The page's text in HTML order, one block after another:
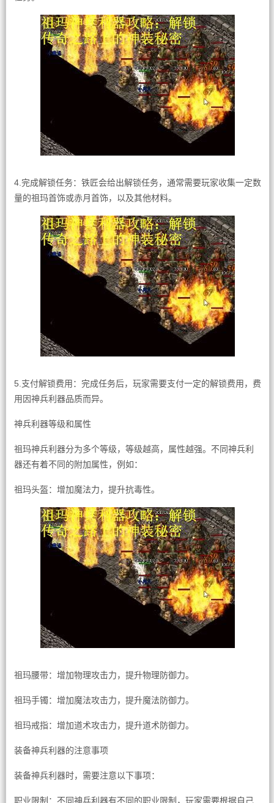
4.完成解锁任务：铁匠会给出解锁任务，通常需要玩家收集一定数
量的祖玛首饰或赤月首饰，以及其他材料。
5.支付解锁费用：完成任务后，玩家需要支付一定的解锁费用，费
用因神兵利器品质而异。
神兵利器等级和属性
祖玛神兵利器分为多个等级，等级越高，属性越强。不同神兵利
器还有着不同的附加属性，例如：
祖玛头盔：增加魔法力，提升抗毒性。
祖玛腰带：增加物理攻击力，提升物理防御力。
祖玛手镯：增加魔法攻击力，提升魔法防御力。
祖玛戒指：增加道术攻击力，提升道术防御力。
装备神兵利器的注意事项
装备神兵利器时，需要注意以下事项：
职业限制：不同神兵利器有不同的职业限制，玩家需要根据自己